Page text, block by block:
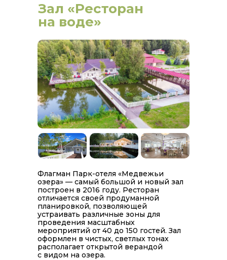
Флагман Парк-отеля «Медвежьи
озера» — самый большой и новый зал
построен в 2016 году. Ресторан
отличается своей продуманной
планировкой, позволяющей
устраивать различные зоны для
проведения масштабных
мероприятий от 40 до 150 гостей. Зал
оформлен в чистых, светлых тонах
располагает открытой верандой
с видом на озера.
Зал «Ресторан
на воде»